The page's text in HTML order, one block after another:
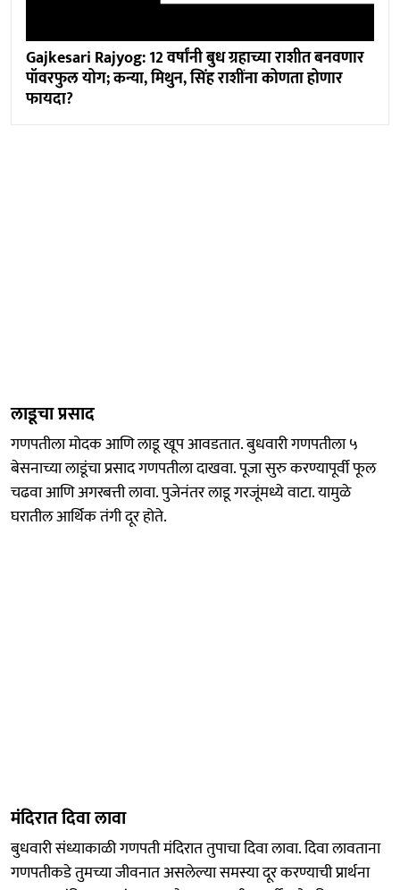
Gajkesari Rajyog: 12 वर्षांनी बुध ग्रहाच्या राशीत बनवणार
पॉवरफुल योग; कन्या, मिथुन, सिंह राशींना कोणता होणार
फायदा?
लाडूचा प्रसाद
गणपतीला मोदक आणि लाडू खूप आवडतात. बुधवारी गणपतीला ५
बेसनाच्या लाडूंचा प्रसाद गणपतीला दाखवा. पूजा सुरु करण्यापूर्वी फूल
चढवा आणि अगरबत्ती लावा. पुजेनंतर लाडू गरजूंमध्ये वाटा. यामुळे
घरातील आर्थिक तंगी दूर होते.
मंदिरात दिवा लावा
बुधवारी संध्याकाळी गणपती मंदिरात तुपाचा दिवा लावा. दिवा लावताना
गणपतीकडे तुमच्या जीवनात असलेल्या समस्या दूर करण्याची प्रार्थना